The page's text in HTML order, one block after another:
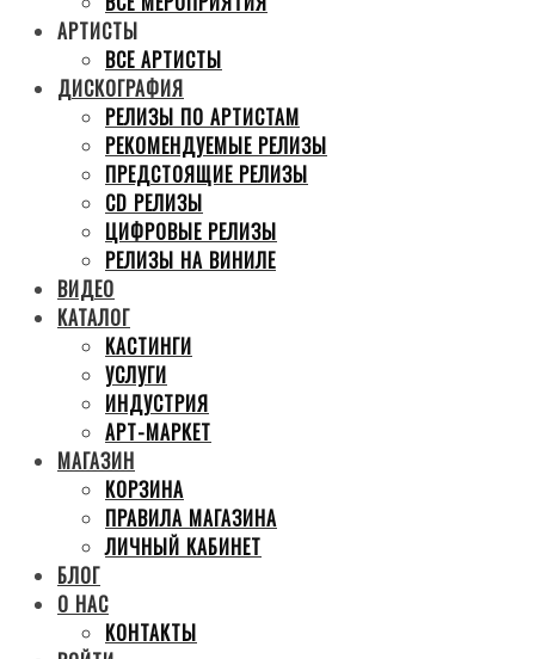
АРТИСТЫ
ВСЕ АРТИСТЫ
ДИСКОГРАФИЯ
РЕЛИЗЫ ПО АРТИСТАМ
РЕКОМЕНДУЕМЫЕ РЕЛИЗЫ
ПРЕДСТОЯЩИЕ РЕЛИЗЫ
CD РЕЛИЗЫ
ЦИФРОВЫЕ РЕЛИЗЫ
РЕЛИЗЫ НА ВИНИЛЕ
ВИДЕО
КАТАЛОГ
КАСТИНГИ
УСЛУГИ
ИНДУСТРИЯ
АРТ-МАРКЕТ
МАГАЗИН
КОРЗИНА
ПРАВИЛА МАГАЗИНА
ЛИЧНЫЙ КАБИНЕТ
БЛОГ
О НАС
КОНТАКТЫ